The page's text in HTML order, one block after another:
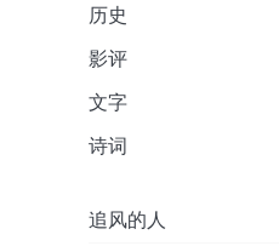
历史
影评
文字
诗词
追风的人